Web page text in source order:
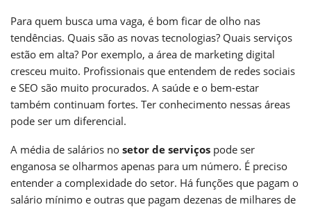
Para quem busca uma vaga, é bom ficar de olho nas
tendências. Quais são as novas tecnologias? Quais serviços
estão em alta? Por exemplo, a área de marketing digital
cresceu muito. Profissionais que entendem de redes sociais
e SEO são muito procurados. A saúde e o bem-estar
também continuam fortes. Ter conhecimento nessas áreas
pode ser um diferencial.
A média de salários no setor de serviços pode ser
enganosa se olharmos apenas para um número. É preciso
entender a complexidade do setor. Há funções que pagam o
salário mínimo e outras que pagam dezenas de milhares de